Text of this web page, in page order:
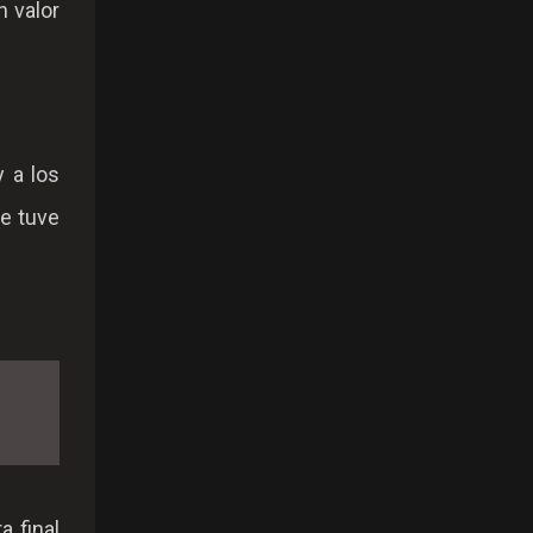
valor
a los
tuve